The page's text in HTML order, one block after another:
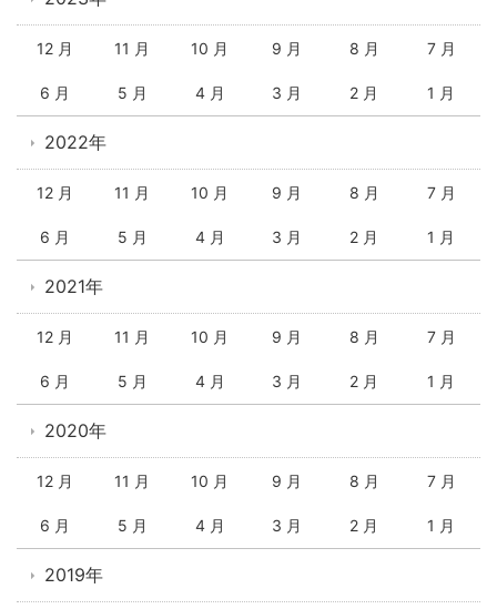
12 月 11 月 10 月 9 月 8 月 7 月
6 月 5 月 4 月 3 月 2 月 1 月
2022年
12 月 11 月 10 月 9 月 8 月 7 月
6 月 5 月 4 月 3 月 2 月 1 月
2021年
12 月 11 月 10 月 9 月 8 月 7 月
6 月 5 月 4 月 3 月 2 月 1 月
2020年
12 月 11 月 10 月 9 月 8 月 7 月
6 月 5 月 4 月 3 月 2 月 1 月
2019年